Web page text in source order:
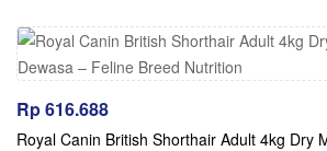
Rp616.688
Royal Canin British Shorthair Adult 4kg Dry